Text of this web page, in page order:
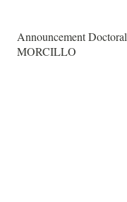
Announcement
MORCILLO